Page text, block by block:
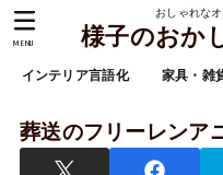
おしゃれな
様子のおか
インテリア言語化 家具・雑
MENU
葬送のフリーレンア